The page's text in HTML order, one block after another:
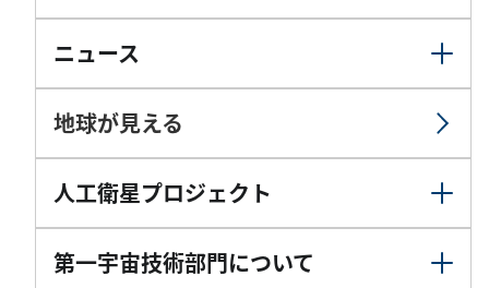
ニュース
地球が見える
人工衛星プロジェクト
第一宇宙技術部門について